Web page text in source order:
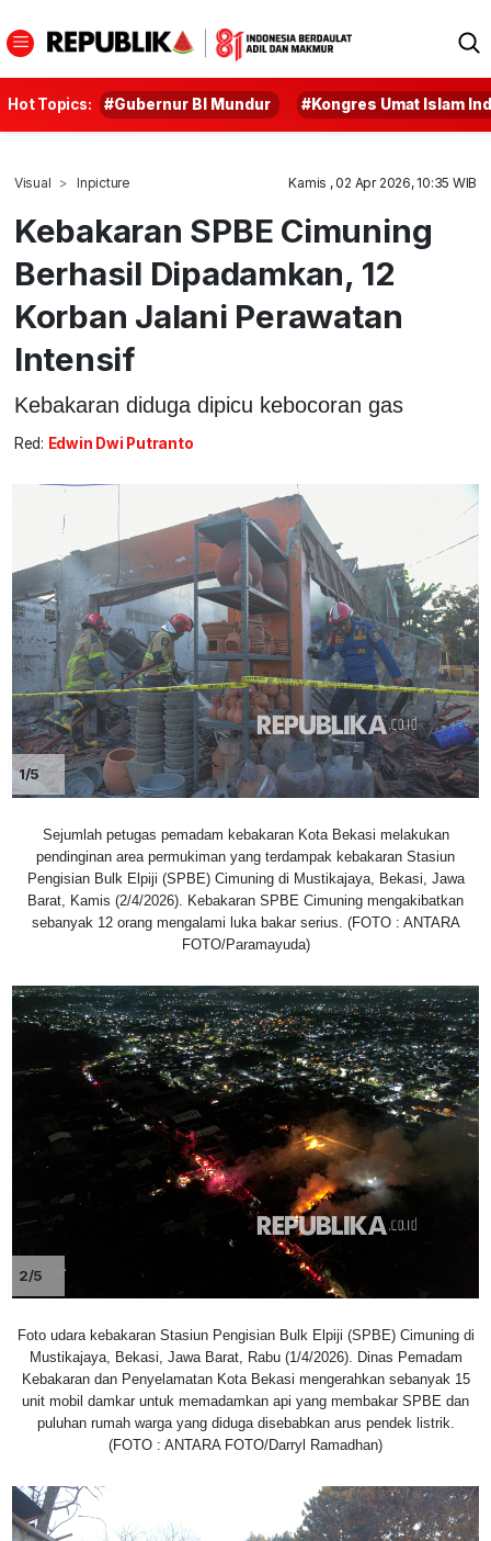
Hot Topics: #Gubernur BI Mundur #Kongres Umat Islam
Visual Inpicture Kamis , 02 Apr 2026, 10:35 WIB
Kebakaran SPBE Cimuning
Berhasil Dipadamkan, 12
Korban Jalani Perawatan
Intensif
Kebakaran diduga dipicu kebocoran gas
Red: Edwin Dwi Putranto
1/5
Sejumlah petugas pemadam kebakaran Kota Bekasi melakukan
pendinginan area permukiman yang terdampak kebakaran Stasiun
Pengisian Bulk Elpiji (SPBE) Cimuning di Mustikajaya, Bekasi, Jawa
Barat, Kamis (2/4/2026). Kebakaran SPBE Cimuning mengakibatkan
sebanyak 12 orang mengalami luka bakar serius. (FOTO : ANTARA
FOTO/Paramayuda)
2/5
Foto udara kebakaran Stasiun Pengisian Bulk Elpiji (SPBE) Cimuning di
Mustikajaya, Bekasi, Jawa Barat, Rabu (1/4/2026). Dinas Pemadam
Kebakaran dan Penyelamatan Kota Bekasi mengerahkan sebanyak 15
unit mobil damkar untuk memadamkan api yang membakar SPBE dan
puluhan rumah warga yang diduga disebabkan arus pendek listrik.
(FOTO : ANTARA FOTO/Darryl Ramadhan)